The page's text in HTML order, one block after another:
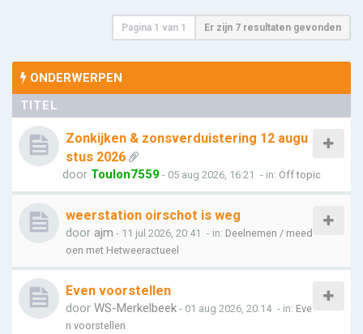
Pagina 1 van 1 Er zijn 7 resultaten gevonden
ONDERWERPEN
TITEL
Zonkijken & zonsverduistering 12 augu
stus 2026
door Toulon7559 - 05 aug 2026, 16:21 - in: Off topic
weerstation oirschot is weg
door ajm - 11 jul 2026, 20:41 - in: Deelnemen / meed
oen met Hetweeractueel
Even voorstellen
door WS-Merkelbeek - 01 aug 2026, 20:14 - in: Eve
n voorstellen